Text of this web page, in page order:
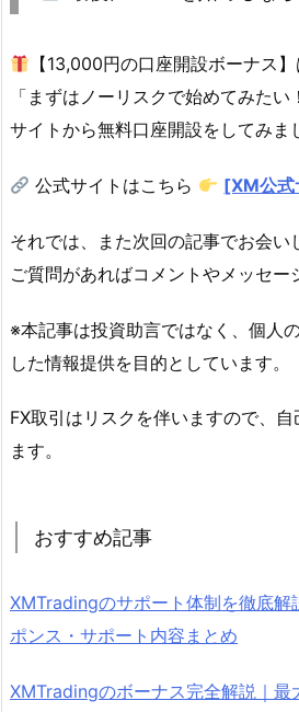
【13,000円の口座開設ボーナス】
「まずはノーリスクで始めてみた
サイトから無料口座開設をしてみま
公式サイトはこちら [XM公式
それでは、また次回の記事でお会い
ご質問があればコメントやメッセー
※本記事は投資助言ではなく、個人
した情報提供を目的としています。
FX取引はリスクを伴いますので、
ます。
おすすめ記事
XMTradingのサポート体制を徹底解
ポンス・サポート内容まとめ
XMTradingのボーナス完全解説｜最